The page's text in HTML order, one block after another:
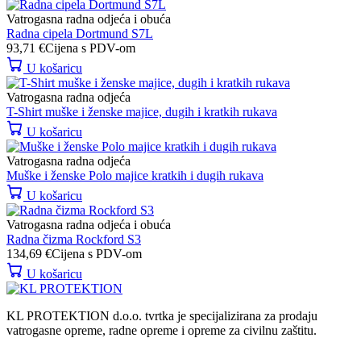
Vatrogasna radna odjeća i obuća
Radna cipela Dortmund S7L
93,71 €Cijena s PDV-om
U košaricu
Vatrogasna radna odjeća
T-Shirt muške i ženske majice, dugih i kratkih rukava
U košaricu
Vatrogasna radna odjeća
Muške i ženske Polo majice kratkih i dugih rukava
U košaricu
Vatrogasna radna odjeća i obuća
Radna čizma Rockford S3
134,69 €Cijena s PDV-om
U košaricu
KL PROTEKTION d.o.o. tvrtka je specijalizirana za prodaju
vatrogasne opreme, radne opreme i opreme za civilnu zaštitu.